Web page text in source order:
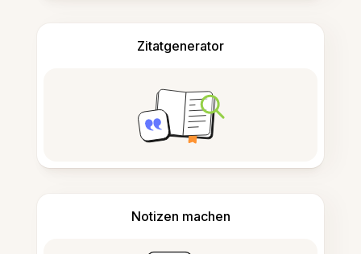
Zitatgenerator
Notizen machen